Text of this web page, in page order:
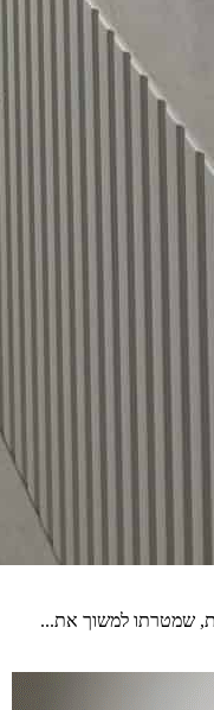
שמטרתו למשוך את...